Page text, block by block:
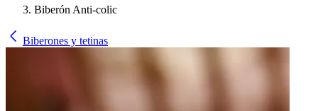
Biberón Anti-colic
Biberones y tetinas